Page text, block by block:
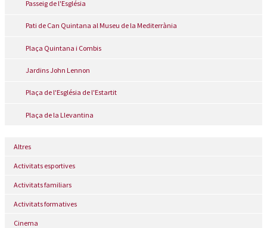
Passeig de l'Església
Pati de Can Quintana al Museu de la Mediterrània
Plaça Quintana i Combis
Jardins John Lennon
Plaça de l'Església de l'Estartit
Plaça de la Llevantina
Altres
Activitats esportives
Activitats familiars
Activitats formatives
Cinema